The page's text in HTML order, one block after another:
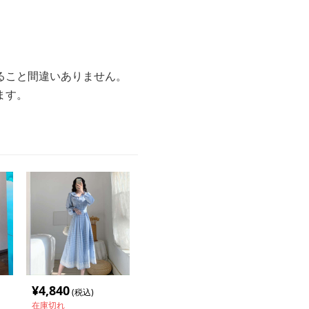
と間違いありません。
。
¥4,840(税込)
在庫切れ